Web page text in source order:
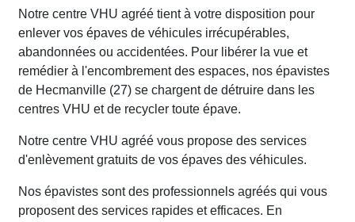
Notre centre VHU agréé tient à votre disposition pour
enlever vos épaves de véhicules irrécupérables,
abandonnées ou accidentées. Pour libérer la vue et
remédier à l'encombrement des espaces, nos épavistes
de Hecmanville (27) se chargent de détruire dans les
centres VHU et de recycler toute épave.
Notre centre VHU agréé vous propose des services
d'enlèvement gratuits de vos épaves des véhicules.
Nos épavistes sont des professionnels agréés qui vous
proposent des services rapides et efficaces. En